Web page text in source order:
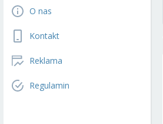
O nas
Kontakt
Reklama
Regulamin